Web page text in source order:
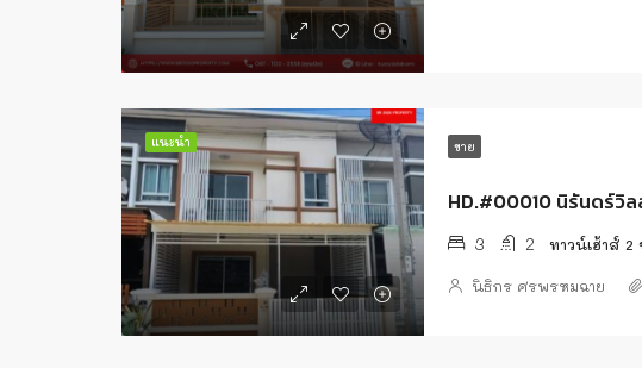
แนะนำ ขาย
HD.#00010 นิรันดร์วิล
3 2 ทาวน์เฮ้าส์ 2
นิธิกร ศรพรหมฉาย